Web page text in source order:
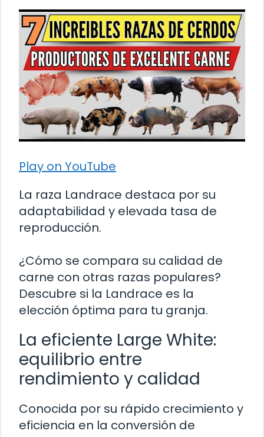
Play on YouTube
La raza Landrace destaca por su
adaptabilidad y elevada tasa de
reproducción.
¿Cómo se compara su calidad de
carne con otras razas populares?
Descubre si la Landrace es la
elección óptima para tu granja.
La eficiente Large White:
equilibrio entre
rendimiento y calidad
Conocida por su rápido crecimiento y
eficiencia en la conversión de